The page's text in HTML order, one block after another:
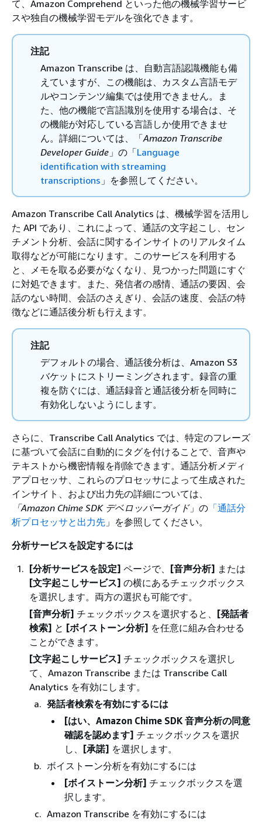
て、Amazon Comprehend といった他の機械学習サービ
スや独自の機械学習モデルを強化できます。
注記
Amazon Transcribe は、自動言語認識機能も備
えていますが、この機能は、カスタム言語モデ
ルやコンテンツ編集では使用できません。ま
た、他の機能で言語識別を使用する場合は、そ
の機能が対応している言語しか使用できませ
ん。詳細については、「Amazon Transcribe
Developer Guide 」の「Language
identification with streaming
transcriptions 」を参照してください。
Amazon Transcribe Call Analytics は、機械学習を活用し
た API であり、これによって、通話の文字起こし、セン
チメント分析、会話に関するインサイトのリアルタイム
取得などが可能になります。このサービスを利用する
と、メモを取る必要がなくなり、見つかった問題にすぐ
に対処できます。また、発信者の感情、通話の要因、会
話のない時間、会話のさえぎり、会話の速度、会話の特
徴などに通話後分析も行えます。
注記
デフォルトの場合、通話後分析は、Amazon S3
バケットにストリーミングされます。録音の重
複を防ぐには、通話録音と通話後分析を同時に
有効化しないようにします。
さらに、Transcribe Call Analytics では、特定のフレーズ
に基づいて会話に自動的にタグを付けることで、音声や
テキストから機密情報を削除できます。通話分析メディ
アプロセッサ、これらのプロセッサによって生成された
インサイト、および出力先の詳細については、
「Amazon Chime SDK デベロッパーガイド」の 「通話分
析プロセッサと出力先 」を参照してください。
分析サービスを設定するには
[分析サービスを設定] ページで、 [音声分析] または
[文字起こしサービス] の横にあるチェックボックス
を選択します。両方の選択も可能です。
[音声分析] チェックボックスを選択すると、
[発話者
検索] と [ボイストーン分析] を任意に組み合わせる
ことができます。
[文字起こしサービス] チェックボックスを選択し
て、Amazon Transcribe または Transcribe Call
Analytics を有効にします。
発話者検索を有効にするには
[はい、Amazon Chime SDK 音声分析の同意
確認を認めます] チェックボックスを選択
し、
[承諾] を選択します。
ボイストーン分析を有効にするには
[ボイストーン分析] チェックボックスを選
択します。
Amazon Transcribe を有効にするには